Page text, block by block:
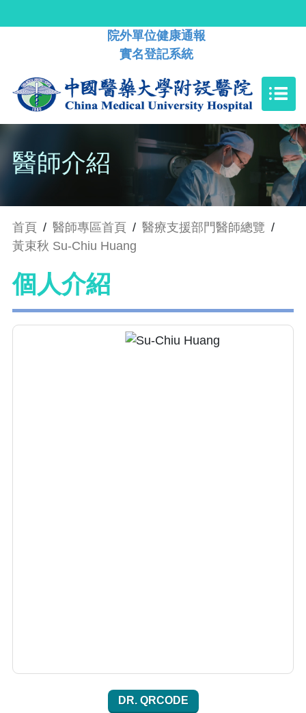
院外單位健康通報
實名登記系統
醫師介紹
首頁 / 醫師專區首頁 / 醫療支援部門醫師總覽 /
黃束秋 Su-Chiu Huang
個人介紹
DR. QRCODE